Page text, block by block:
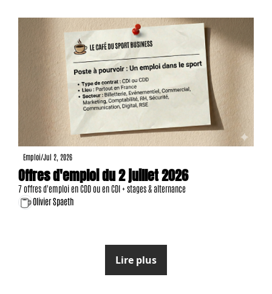
Emploi/Jul 2, 2026
Offres d'emploi du 2 juillet 2026
7 offres d'emploi en CDD ou en CDI + stages & alternance
Olivier Spaeth
Lire plus